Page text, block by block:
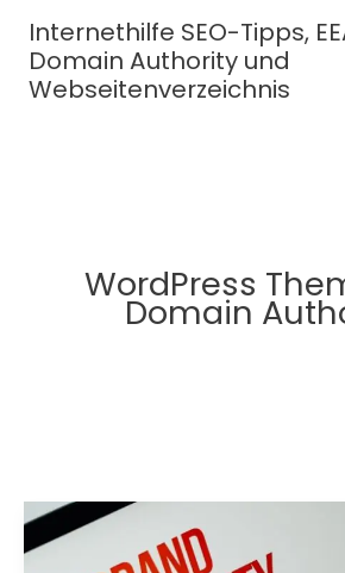
Inhalt
springen
Internethilfe SEO-Tipps,
Domain Authority und
Webseitenverzeichnis
WordPress
Domain